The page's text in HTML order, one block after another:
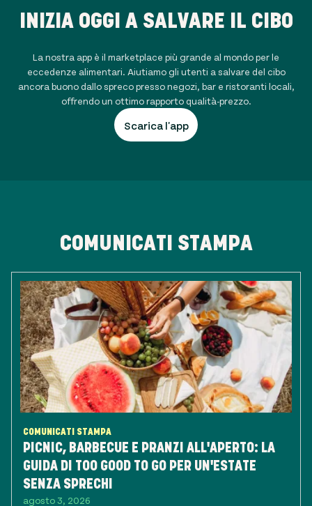
INIZIA OGGI A SALVARE IL CIBO
La nostra app è il marketplace più grande al mondo per le
eccedenze alimentari. Aiutiamo gli utenti a salvare del cibo
ancora buono dallo spreco presso negozi, bar e ristoranti locali,
offrendo un ottimo rapporto qualità-prezzo.
Scarica l'app
COMUNICATI STAMPA
COMUNICATI STAMPA
PICNIC, BARBECUE E PRANZI ALL'APERTO: LA
GUIDA DI TOO GOOD TO GO PER UN'ESTATE
SENZA SPRECHI
agosto 3, 2026